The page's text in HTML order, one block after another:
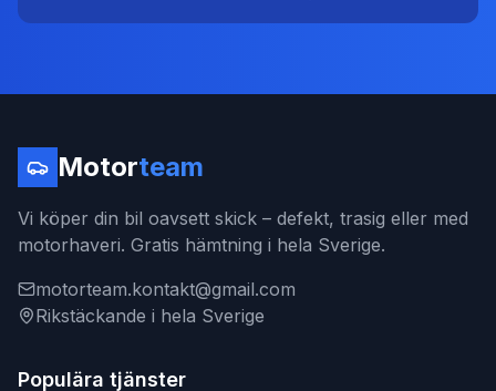
Motorteam
Vi köper din bil oavsett skick – defekt, trasig eller med
motorhaveri. Gratis hämtning i hela Sverige.
motorteam.kontakt@gmail.com
Rikstäckande i hela Sverige
Populära tjänster